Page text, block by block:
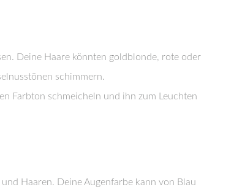
Deine Haare könnten goldblonde, rote oder
schimmern.
Farbton schmeicheln und ihn zum Leuchten
Haaren. Deine Augenfarbe kann von Blau